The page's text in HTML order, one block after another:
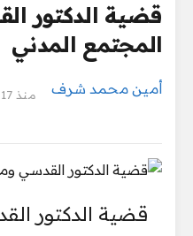
قضية الدكتور
المجتمع المدني
أمين محمد شرف منذ 17 سنةً
قضية الدكتور